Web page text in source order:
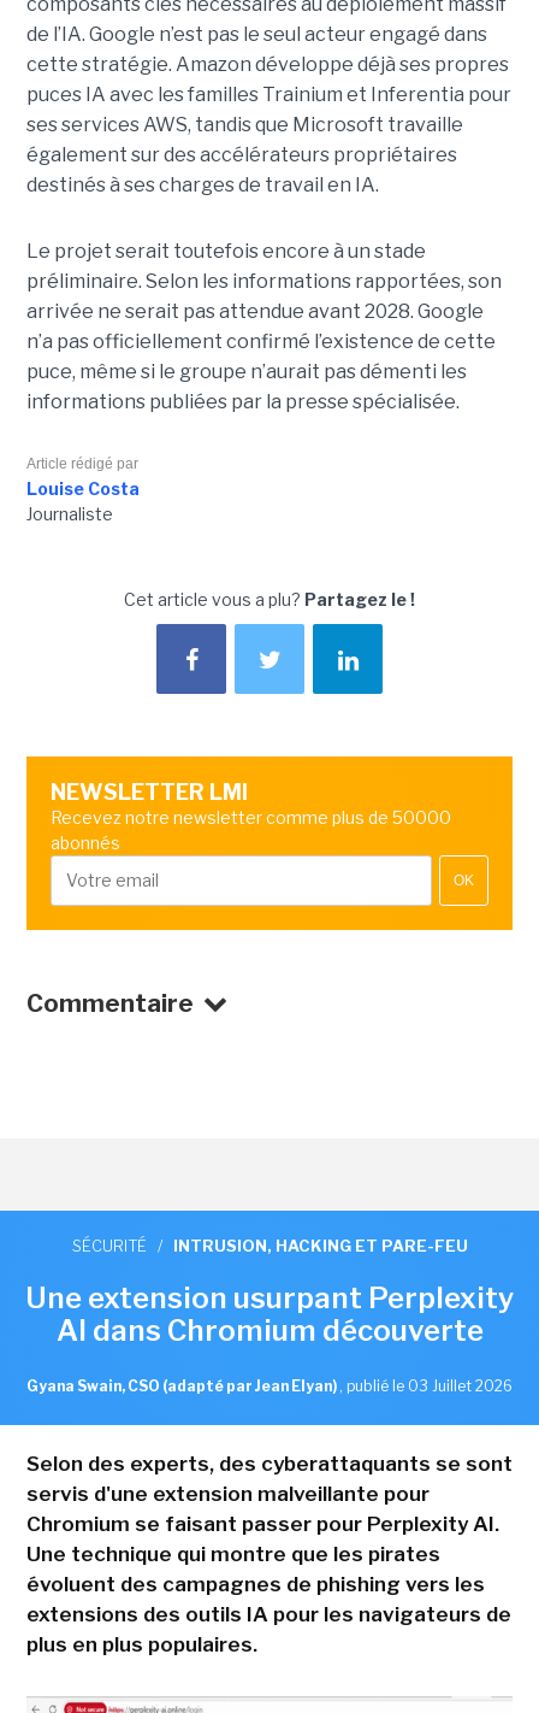
composants clés nécessaires au déploiement massif
de l’IA. Google n’est pas le seul acteur engagé dans
cette stratégie. Amazon développe déjà ses propres
puces IA avec les familles Trainium et Inferentia pour
ses services AWS, tandis que Microsoft travaille
également sur des accélérateurs propriétaires
destinés à ses charges de travail en IA.
Le projet serait toutefois encore à un stade
préliminaire. Selon les informations rapportées, son
arrivée ne serait pas attendue avant 2028. Google
n’a pas officiellement confirmé l’existence de cette
puce, même si le groupe n’aurait pas démenti les
informations publiées par la presse spécialisée.
Article rédigé par
Louise Costa
Journaliste
Cet article vous a plu? Partagez le !
NEWSLETTER LMI
Recevez notre newsletter comme plus de 50000
abonnés
OK
Commentaire
SÉCURITÉ / INTRUSION, HACKING ET PARE-FEU
Une extension usurpant Perplexity
AI dans Chromium découverte
Gyana Swain, CSO (adapté par Jean Elyan) , publié le 03 Juillet 2026
Selon des experts, des cyberattaquants se sont
servis d'une extension malveillante pour
Chromium se faisant passer pour Perplexity AI.
Une technique qui montre que les pirates
évoluent des campagnes de phishing vers les
extensions des outils IA pour les navigateurs de
plus en plus populaires.